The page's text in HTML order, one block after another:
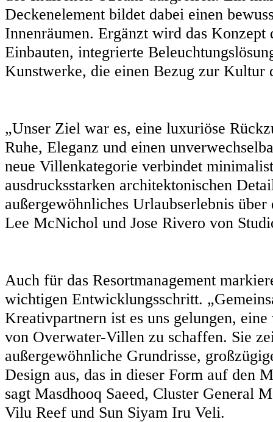
Deckenelement bildet dabei einen
Innenräumen. Ergänzt wird das Konzept
Einbauten, integrierte
Kunstwerke, die einen Bezug zur Kultur
„Unser Ziel war es, eine luxuriöse
Ruhe, Eleganz und einen
neue Villenkategorie verbindet
ausdrucksstarken architektonischen
außergewöhnliches Urlaubserlebnis über
Lee McNichol und Jose Rivero von
Auch für das Resortmanagement
wichtigen Entwicklungsschritt.
Kreativpartnern ist es uns gelungen,
von Overwater-Villen zu schaffen. Sie
außergewöhnliche Grundrisse,
Design aus, das in dieser Form auf den
sagt Masdhooq Saeed, Cluster General
Vilu Reef und Sun Siyam Iru Veli.